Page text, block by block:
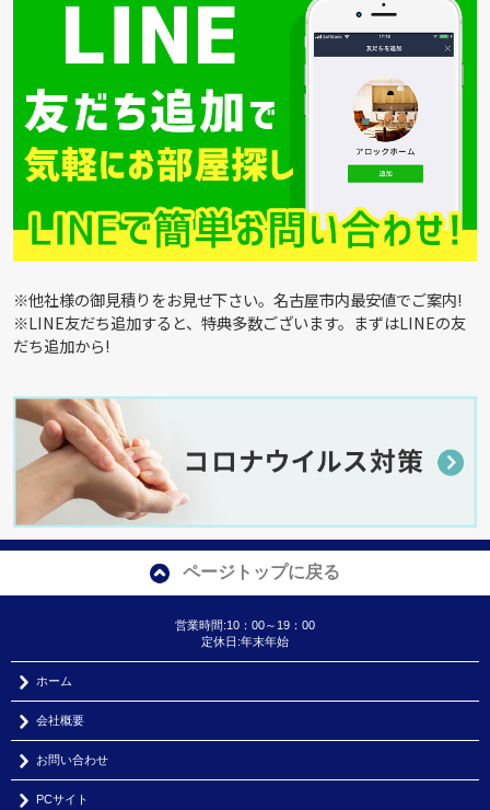
※他社様の御見積りをお見せ下さい。名古屋市内最安値でご案内!
※LINE友だち追加すると、特典多数ございます。まずはLINEの友
だち追加から!
ページトップに戻る
営業時間:10：00～19：00
定休日:年末年始
ホーム
会社概要
お問い合わせ
PCサイト